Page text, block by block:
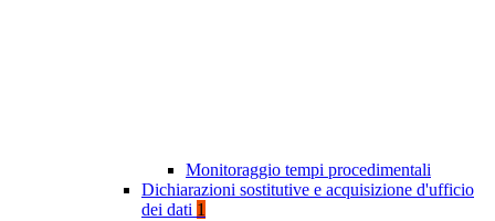
Monitoraggio tempi procedimentali
Dichiarazioni sostitutive e acquisizione d'ufficio
dei dati 1